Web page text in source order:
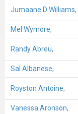
Jumaane D Williams,
Mel Wymore,
Randy Abreu,
Sal Albanese,
Royston Antoine,
Vanessa Aronson,